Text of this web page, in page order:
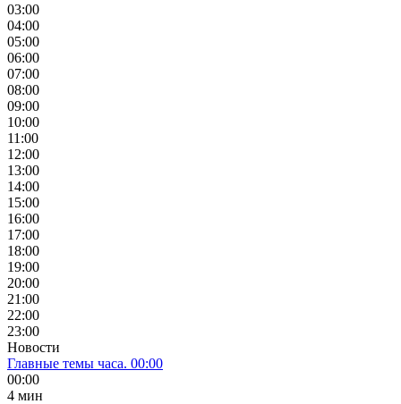
03:00
04:00
05:00
06:00
07:00
08:00
09:00
10:00
11:00
12:00
13:00
14:00
15:00
16:00
17:00
18:00
19:00
20:00
21:00
22:00
23:00
Новости
Главные темы часа. 00:00
00:00
4 мин